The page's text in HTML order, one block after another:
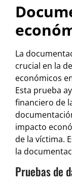
La
crucial en la
económicos
Esta prueba
financiero de
impacto
de la víctima.
la
Pruebas de